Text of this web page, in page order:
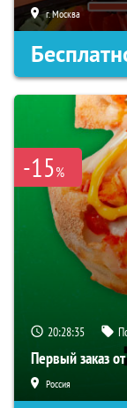
г. Москва
-15%
20:28:35
Первый заказ
Россия